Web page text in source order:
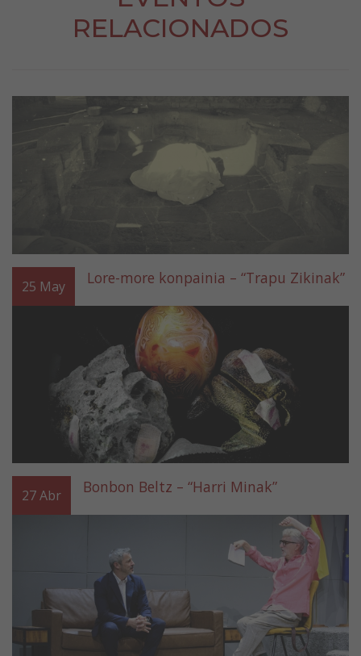
RELACIONADOS
25 May Lore-more konpainia – “Trapu Zikinak”
27Abr Bonbon Beltz – “Harri Minak”